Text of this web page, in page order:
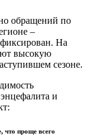
обращений по
–
На
высокую
сезоне.
и
что проще всего